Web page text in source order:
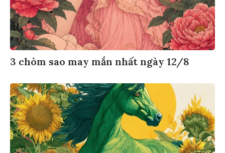
3 chòm sao may mắn nhất ngày 12/8